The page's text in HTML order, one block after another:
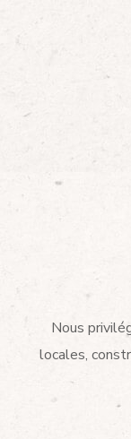
Nous
locales,